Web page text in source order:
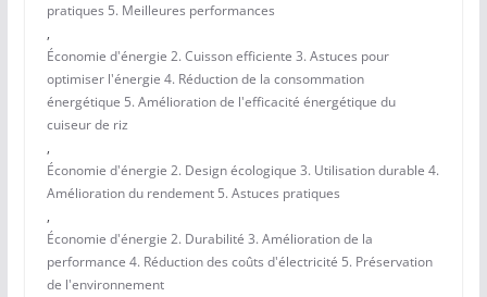
pratiques 5. Meilleures performances
,
Économie d'énergie 2. Cuisson efficiente 3. Astuces pour
optimiser l'énergie 4. Réduction de la consommation
énergétique 5. Amélioration de l'efficacité énergétique du
cuiseur de riz
,
Économie d'énergie 2. Design écologique 3. Utilisation durable 4.
Amélioration du rendement 5. Astuces pratiques
,
Économie d'énergie 2. Durabilité 3. Amélioration de la
performance 4. Réduction des coûts d'électricité 5. Préservation
de l'environnement